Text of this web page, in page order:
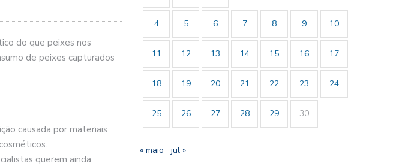
do que peixes nos
de peixes capturados
causada por materiais
querem ainda
4 5 6 7 8 9 10
11 12 13 14 15 16 17
18 19 20 21 22 23 24
25 26 27 28 29 30
« maio jul »